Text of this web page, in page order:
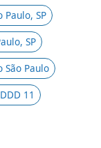
Paulo, SP
SP
São Paulo
11